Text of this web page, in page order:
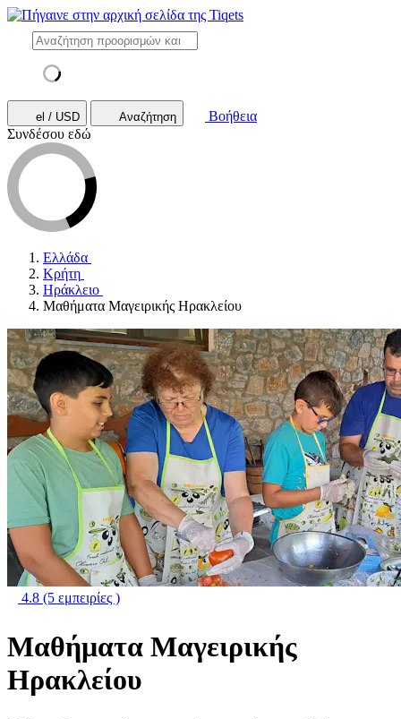
el / USD Αναζήτηση
Βοήθεια
Συνδέσου εδώ
Ελλάδα
Κρήτη
Ηράκλειο
Μαθήματα Μαγειρικής Ηρακλείου
4.8 (5 εμπειρίες )
Μαθήματα Μαγειρικής
Ηρακλείου